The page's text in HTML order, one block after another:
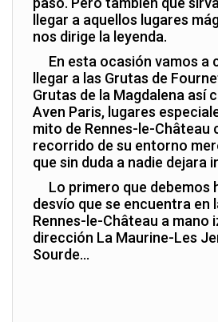
llegar a aquellos lugares
nos dirige la leyenda.
En esta ocasión vamos a
llegar a las Grutas de
Grutas de la Magdalena así
Aven Paris, lugares
mito de Rennes-le-Château
recorrido de su entorno
que sin duda a nadie dejara
Lo primero que debemos
desvío que se encuentra en
Rennes-le-Château a mano
dirección La Maurine-Les
Sourde…